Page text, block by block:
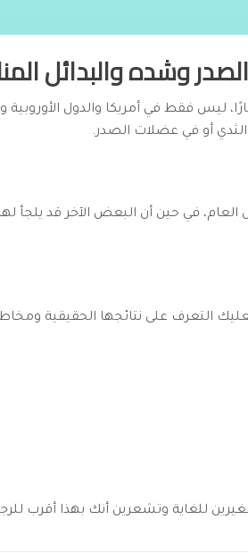
وشده والبدائل
ليس فقط في أمريكا والدول
أو في عضلات الصدر.
في حين أن البعض الآخر قد يلجأ
التعرف على نتائجها الحقيقية
للغاية وتشعرين أنك بهذا أقرب